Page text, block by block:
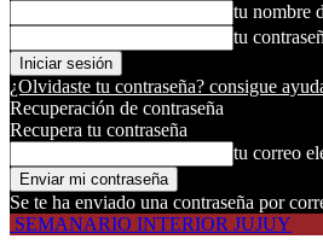
tu nombre
tu
¿Olvidaste tu contraseña? consigue
Recuperación de contraseña
Recupera tu contraseña
tu correo
Se te ha enviado una contraseña por
SEMANARIO INTERIOR JUJUY